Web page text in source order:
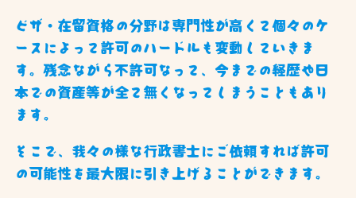
ビザ・在留資格の分野は専門性が高くて個々のケ
ースによって許可のハードルも変動していきま
す。残念ながら不許可なって、今までの経歴や日
本での資産等が全て無くなってしまうこともあり
ます。
そこで、我々の様な行政書士にご依頼すれば許可
の可能性を最大限に引き上げることができます。